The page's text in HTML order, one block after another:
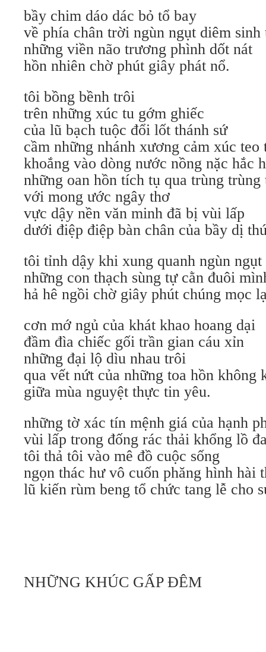
bầy chim dáo dác bỏ tổ bay
về phía chân trời ngùn ngụt diêm sinh
những viền não trương phình dốt nát
hồn nhiên chờ phút giây phát nổ.
tôi bồng bềnh trôi
trên những xúc tu gớm ghiếc
của lũ bạch tuộc đổi lốt thánh sứ
cầm những nhánh xương cảm xúc teo
khoắng vào dòng nước nồng nặc hắc
những oan hồn tích tụ qua trùng
với mong ước ngây thơ
vực dậy nền văn minh đã bị vùi lấp
dưới điệp điệp bàn chân của bầy dị
tôi tỉnh dậy khi xung quanh ngùn ngụt
những con thạch sùng tự cằn đuôi
hả hê ngồi chờ giây phút chúng mọc
cơn mớ ngủ của khát khao hoang dại
đầm đìa chiếc gối trần gian cáu xỉn
những đại lộ dìu nhau trôi
qua vết nứt của những toa hồn không
giữa mùa nguyệt thực tin yêu.
những tờ xác tín mệnh giá của hạnh
vùi lấp trong đống rác thải khổng lồ
tôi thả tôi vào mê đồ cuộc sống
ngọn thác hư vô cuốn phăng hình hài
lũ kiến rùm beng tổ chức tang lễ cho
NHỮNG KHÚC GẤP ĐÊM